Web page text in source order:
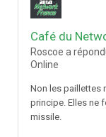
Café du
Roscoe a
Online
Non les paillettes
principe. Elles ne
missile.